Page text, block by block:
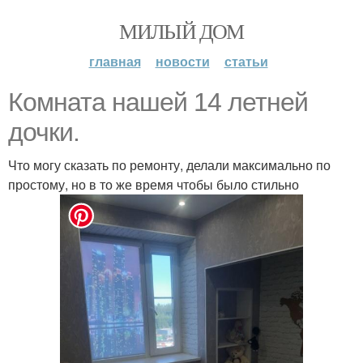
МИЛЫЙ ДОМ
главная новости статьи
Комната нашей 14 летней
дочки.
Что могу сказать по ремонту, делали максимально по
простому, но в то же время чтобы было стильно